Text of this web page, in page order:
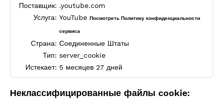
Поставщик: .youtube.com
Услуга: YouTube Посмотреть Политику конфиденциальности
сервиса
Страна: Соединенные Штаты
Тип: server_cookie
Истекает: 5 месяцев 27 дней
Неклассифицированные файлы cookie: